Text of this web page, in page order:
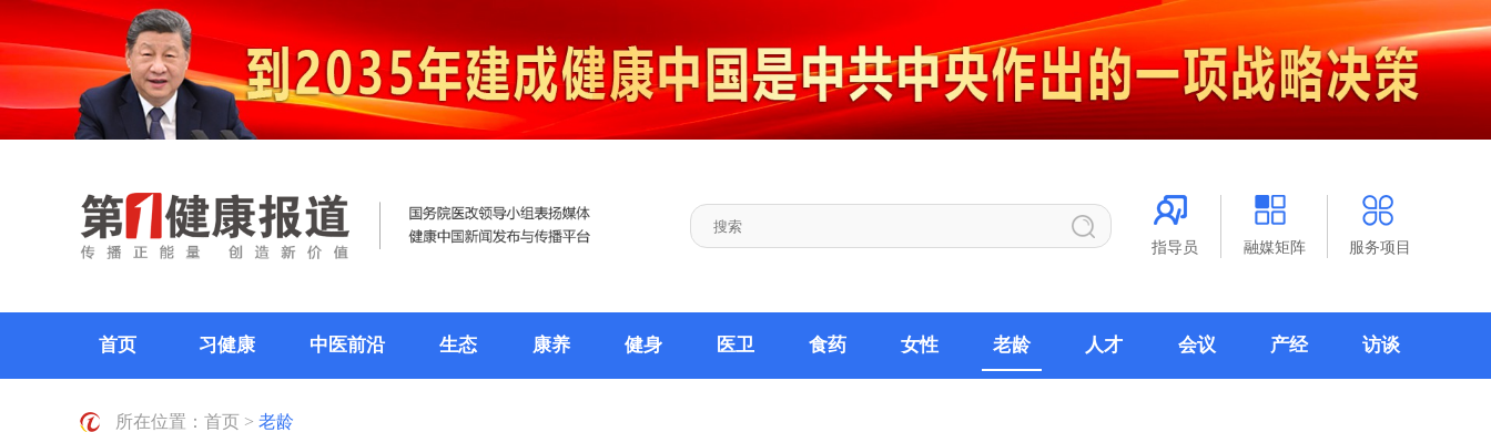
指导员 融媒矩阵 服务项目
首页 习健康 中医前沿 生态 康养 健身 医卫 食药 女性 老龄 人才 会议 产经 访谈
所在位置： 首页 > 老龄